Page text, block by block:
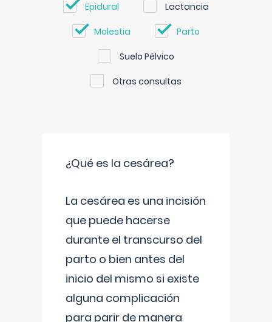
Epidural Lactancia
Molestia Parto
Suelo Pélvico
Otras consultas
¿Qué es la cesárea?
La cesárea es una incisión
que puede hacerse
durante el transcurso del
parto o bien antes del
inicio del mismo si existe
alguna complicación
para parir de manera